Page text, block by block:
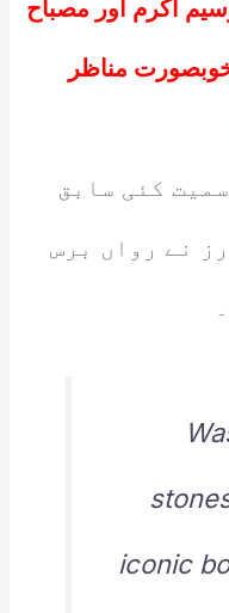
اکرم اور مصباح
مناظر
کئی سابق
نے رواں برس
iconic